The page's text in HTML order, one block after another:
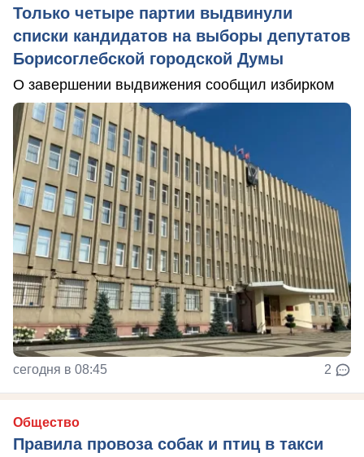
Только четыре партии выдвинули
списки кандидатов на выборы депутатов
Борисоглебской городской Думы
О завершении выдвижения сообщил избирком
сегодня в 08:45 2
Общество
Правила провоза собак и птиц в такси